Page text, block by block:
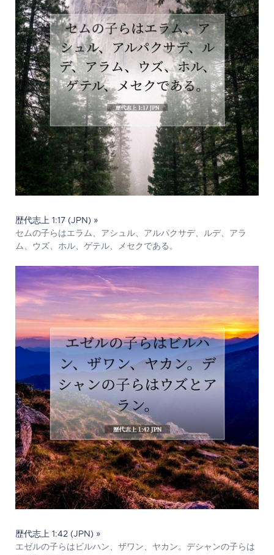
歴代志上 1:17 (JPN) »
セムの子らはエラム、アシュル、アルパクサデ、ルデ、アラ
ム、ウズ、ホル、ゲテル、メセクである。
歴代志上 1:42 (JPN) »
エゼルの子らはビルハン、ザワン、ヤカン。デシャンの子らは